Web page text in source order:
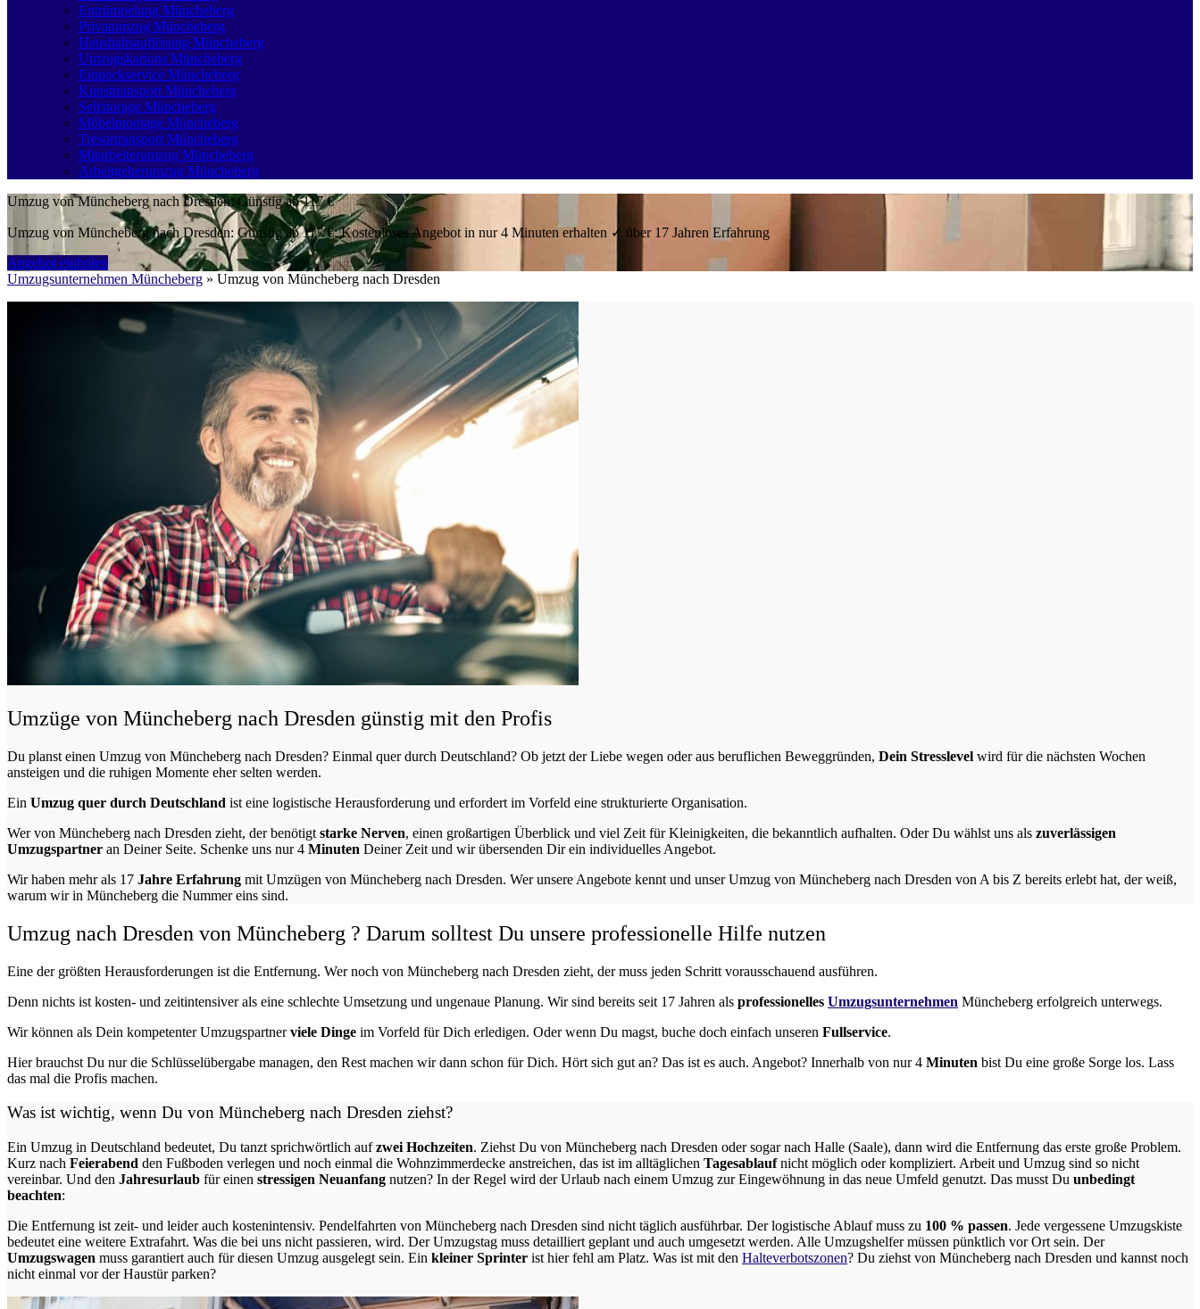
Entrümpelung Müncheberg
Privatumzug Müncheberg
Haushaltsauflösung Müncheberg
Umzugskartons Müncheberg
Einpackservice Müncheberg
Kunsttransport Müncheberg
Selfstorage Müncheberg
Möbelmontage Müncheberg
Tresortransport Müncheberg
Mitarbeiterumzug Müncheberg
Arbeitgeberumzug Müncheberg
Umzug von Müncheberg nach Dresden: Günstig ab 117 €
Umzug von Müncheberg nach Dresden: Günstig ab 117 €: Kostenloses Angebot in nur 4 Minuten erhalten ✓ über 17 Jahren Erfahrung
Angebot einholen
Umzugsunternehmen Müncheberg » Umzug von Müncheberg nach Dresden
Umzüge von Müncheberg nach Dresden günstig mit den Profis
Du planst einen Umzug von Müncheberg nach Dresden? Einmal quer durch Deutschland? Ob jetzt der Liebe wegen oder aus beruflichen Beweggründen, Dein Stresslevel wird für die nächsten Wochen
ansteigen und die ruhigen Momente eher selten werden.
Ein Umzug quer durch Deutschland ist eine logistische Herausforderung und erfordert im Vorfeld eine strukturierte Organisation.
Wer von Müncheberg nach Dresden zieht, der benötigt starke Nerven, einen großartigen Überblick und viel Zeit für Kleinigkeiten, die bekanntlich aufhalten. Oder Du wählst uns als zuverlässigen
Umzugspartner an Deiner Seite. Schenke uns nur4 Minuten Deiner Zeit und wir übersenden Dir ein individuelles Angebot.
Wir haben mehr als 17 Jahre Erfahrung mit Umzügen von Müncheberg nach Dresden. Wer unsere Angebote kennt und unser Umzug von Müncheberg nach Dresden von A bis Z bereits erlebt hat, der weiß,
warum wir in Müncheberg die Nummer eins sind.
Umzug nach Dresden von Müncheberg ? Darum solltest Du unsere professionelle Hilfe nutzen
Eine der größten Herausforderungen ist die Entfernung. Wer noch von Müncheberg nach Dresden zieht, der muss jeden Schritt vorausschauend ausführen.
Denn nichts ist kosten- und zeitintensiver als eine schlechte Umsetzung und ungenaue Planung. Wir sind bereits seit 17 Jahren als professionelles Umzugsunternehmen Müncheberg erfolgreich unterwegs.
Wir können als Dein kompetenter Umzugspartnerviele Dinge im Vorfeld für Dich erledigen. Oder wenn Du magst, buche doch einfach unseren Fullservice.
Hier brauchst Du nur die Schlüsselübergabe managen, den Rest machen wir dann schon für Dich. Hört sich gut an? Das ist es auch. Angebot? Innerhalb von nur 4 Minuten bist Du eine große Sorge los. Lass
das mal die Profis machen.
Was ist wichtig, wenn Du von Müncheberg nach Dresden ziehst?
Ein Umzug in Deutschland bedeutet, Du tanzt sprichwörtlich aufzwei Hochzeiten. Ziehst Du von Müncheberg nach Dresden oder sogar nach Halle (Saale), dann wird die Entfernung das erste große Problem.
Kurz nach Feierabend den Fußboden verlegen und noch einmal die Wohnzimmerdecke anstreichen, das ist im alltäglichen Tagesablaufnicht möglich oder kompliziert. Arbeit und Umzug sind so nicht
vereinbar. Und den Jahresurlaub für einen stressigen Neuanfang nutzen? In der Regel wird der Urlaub nach einem Umzug zur Eingewöhnung in das neue Umfeld genutzt. Das musst Du unbedingt
beachten:
Die Entfernung ist zeit- und leider auch kostenintensiv. Pendelfahrten von Müncheberg nach Dresden sind nicht täglich ausführbar. Der logistische Ablauf muss zu 100 % passen. Jede vergessene Umzugskiste
bedeutet eine weitere Extrafahrt. Was die bei uns nicht passieren, wird. Der Umzugstag muss detailliert geplant und auch umgesetzt werden. Alle Umzugshelfer müssen pünktlich vor Ort sein. Der
Umzugswagen muss garantiert auch für diesen Umzug ausgelegt sein. Ein kleiner Sprinter ist hier fehl am Platz. Was ist mit den Halteverbotszonen? Du ziehst von Müncheberg nach Dresden und kannst noch
nicht einmal vor der Haustür parken?